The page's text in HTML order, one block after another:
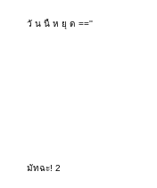
วั น นี้ ห ยุ ด ==''
มัทฉะ! 2